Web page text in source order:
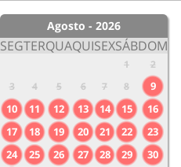
Agosto - 2026
SEGTERQUAQUISEXSÁBDOM
1
2
3
4 5 6 7 8
9
10
11 12 13 14 15
16
17
18 19 20 21 22
23
24
25 26 27 28 29
30